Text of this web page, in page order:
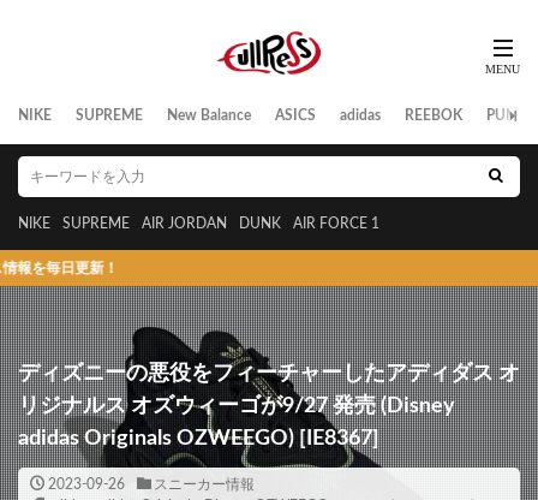
NIKE SUPREME New Balance ASICS adidas REEBOK PUMA
NIKE SUPREME AIR JORDAN DUNK AIR FORCE 1
ディズニーの悪役をフィーチャーしたアディダス オ
リジナルス オズウィーゴが9/27 発売 (Disney
adidas Originals OZWEEGO) [IE8367]
2023-09-26
スニーカー情報